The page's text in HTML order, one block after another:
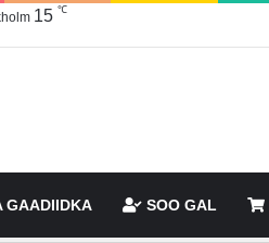
15 ℃
GAADIIDKA SOO GAL